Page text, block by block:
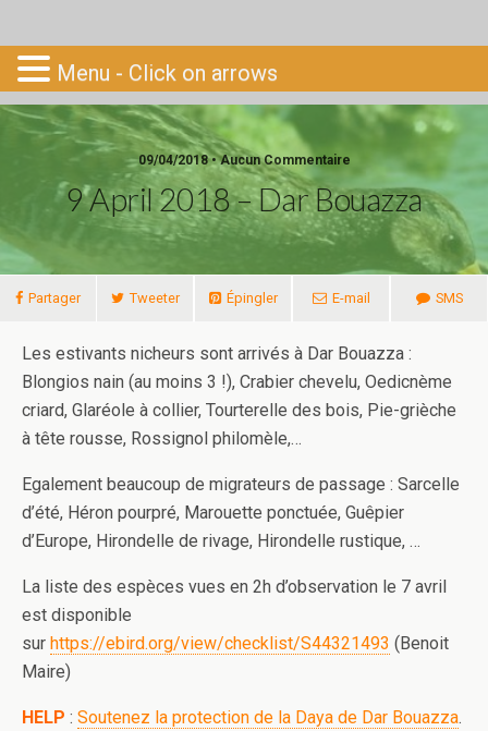
Go-South
09/04/2018 • Aucun Commentaire
9 April 2018 – Dar Bouazza
Partager Tweeter Épingler E-mail SMS
Les estivants nicheurs sont arrivés à Dar Bouazza :
Blongios nain (au moins 3 !), Crabier chevelu, Oedicnème
criard, Glaréole à collier, Tourterelle des bois, Pie-grièche
à tête rousse, Rossignol philomèle,…
Egalement beaucoup de migrateurs de passage : Sarcelle
d’été, Héron pourpré, Marouette ponctuée, Guêpier
d’Europe, Hirondelle de rivage, Hirondelle rustique, …
La liste des espèces vues en 2h d’observation le 7 avril
est disponible
sur https://ebird.org/view/checklist/S44321493 (Benoit
Maire)
HELP : Soutenez la protection de la Daya de Dar Bouazza.
Menu - Click on arrows